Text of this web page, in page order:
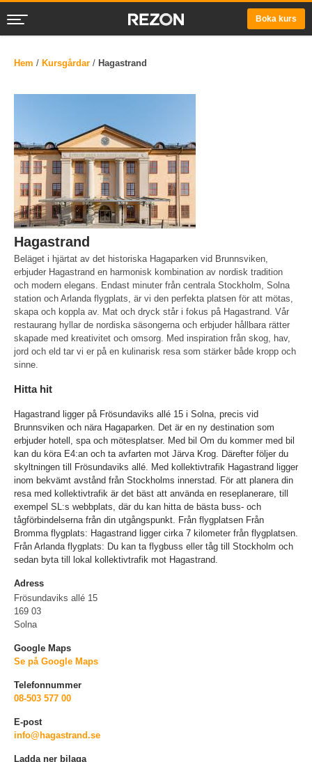
Boka kurs
Hem / Kursgårdar / Hagastrand
Hagastrand
Beläget i hjärtat av det historiska Hagaparken vid Brunnsviken,
erbjuder Hagastrand en harmonisk kombination av nordisk tradition
och modern elegans. Endast minuter från centrala Stockholm, Solna
station och Arlanda flygplats, är vi den perfekta platsen för att mötas,
skapa och koppla av. Mat och dryck står i fokus på Hagastrand. Vår
restaurang hyllar de nordiska säsongerna och erbjuder hållbara rätter
skapade med kreativitet och omsorg. Med inspiration från skog, hav,
jord och eld tar vi er på en kulinarisk resa som stärker både kropp och
sinne.
Hitta hit
Hagastrand ligger på Frösundaviks allé 15 i Solna, precis vid
Brunnsviken och nära Hagaparken. Det är en ny destination som
erbjuder hotell, spa och mötesplatser. Med bil Om du kommer med bil
kan du köra E4:an och ta avfarten mot Järva Krog. Därefter följer du
skyltningen till Frösundaviks allé. Med kollektivtrafik Hagastrand ligger
inom bekvämt avstånd från Stockholms innerstad. För att planera din
resa med kollektivtrafik är det bäst att använda en reseplanerare, till
exempel SL:s webbplats, där du kan hitta de bästa buss- och
tågförbindelserna från din utgångspunkt. Från flygplatsen Från
Bromma flygplats: Hagastrand ligger cirka 7 kilometer från flygplatsen.
Från Arlanda flygplats: Du kan ta flygbuss eller tåg till Stockholm och
sedan byta till lokal kollektivtrafik mot Hagastrand.
Adress
Frösundaviks allé 15
169 03
Solna
Google Maps
Se på Google Maps
Telefonnummer
08-503 577 00
E-post
info@hagastrand.se
Ladda ner bilaga